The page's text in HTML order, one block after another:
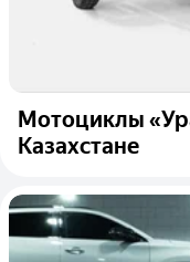
Мотоциклы
Казахстане